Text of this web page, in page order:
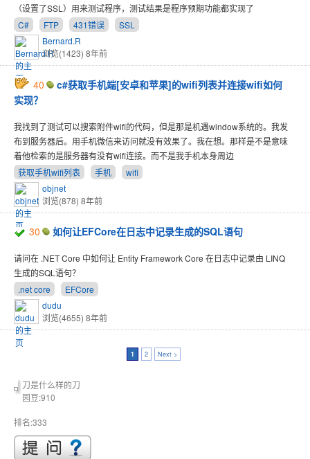
（设置了SSL）用来测试程序，测试结果是程序预期功能都实现了
C#
FTP 431错误
SSL
Bernard.R
浏览(1423) 8年前
40
c#获取手机端[安卓和苹果]的wifi列表并连接wifi如何
实现？
我找到了测试可以搜索附件wifi的代码，但是那是机遇window系统的。我发
布到服务器后。用手机微信来访问就没有效果了。我在想。那样是不是意味
着他检索的是服务器有没有wifi连接。而不是我手机本身周边
获取手机wifi列表
手机
wifi
objnet
浏览(878) 8年前
30 如何让EFCore在日志中记录生成的SQL语句
请问在 .NET Core 中如何让 Entity Framework Core 在日志中记录由 LINQ
生成的SQL语句？
.net core
EFCore
dudu
浏览(4655) 8年前
1 2 Next >
刀是什么样的刀
园豆:910
排名:333